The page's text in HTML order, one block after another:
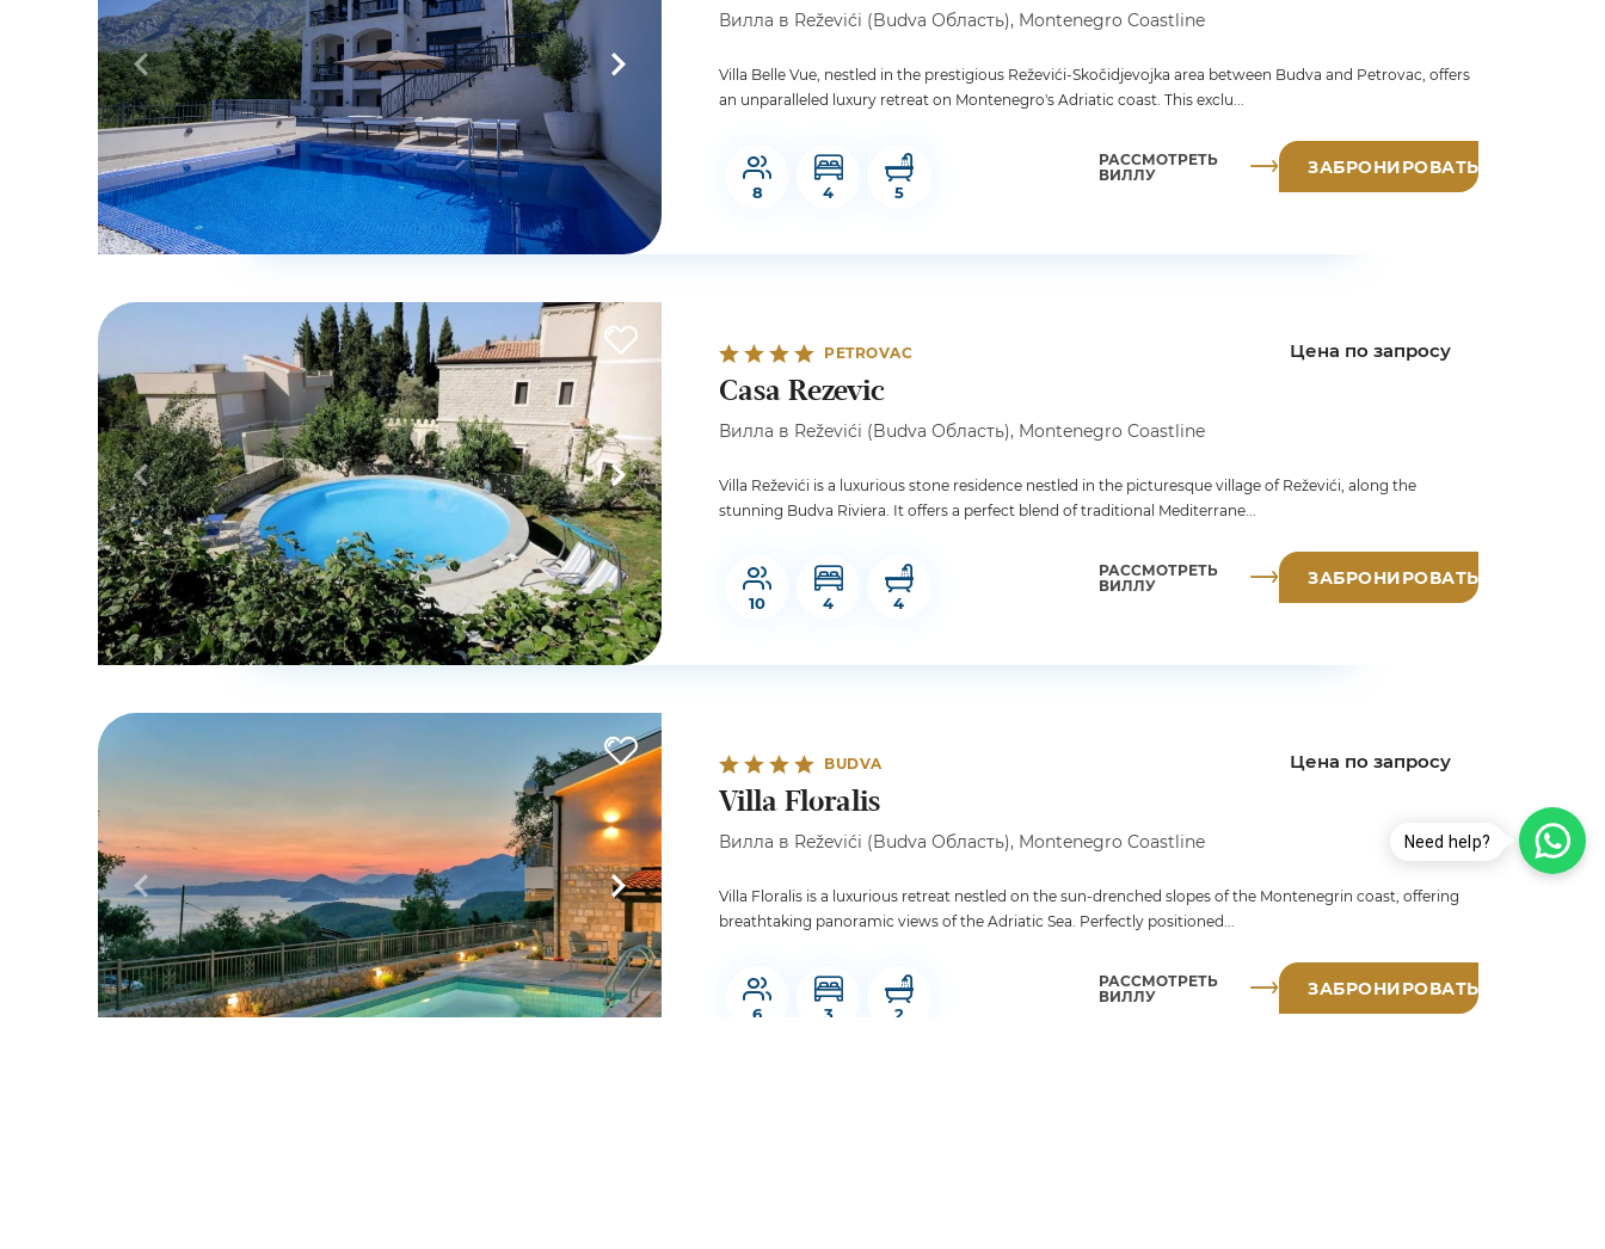
Вилла в Reževići (Budva Область), Montenegro Coastline
Villa Belle Vue, nestled in the prestigious Reževići-Skočidjevojka area between Budva and Petrovac, offers
an unparalleled luxury retreat on Montenegro's Adriatic coast. This exclu...
8 4 5
РАССМОТРЕТЬ
ВИЛЛУ
ЗАБРОНИРОВАТЬ
PETROVAC
Casa Rezevic
Вилла в Reževići (Budva Область), Montenegro Coastline
Цена по запросу
Villa Reževići is a luxurious stone residence nestled in the picturesque village of Reževići, along the
stunning Budva Riviera. It offers a perfect blend of traditional Mediterrane...
10 4 4
РАССМОТРЕТЬ
ВИЛЛУ
ЗАБРОНИРОВАТЬ
BUDVA
Villa Floralis
Вилла в Reževići (Budva Область), Montenegro Coastline
Цена по запросу
Villa Floralis is a luxurious retreat nestled on the sun-drenched slopes of the Montenegrin coast, offering
breathtaking panoramic views of the Adriatic Sea. Perfectly positioned...
6 3 2
РАССМОТРЕТЬ
ВИЛЛУ
ЗАБРОНИРОВАТЬ
Need help?